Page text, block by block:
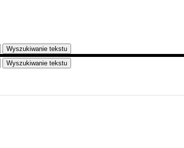
Wyszukiwanie tekstu
Wyszukiwanie tekstu